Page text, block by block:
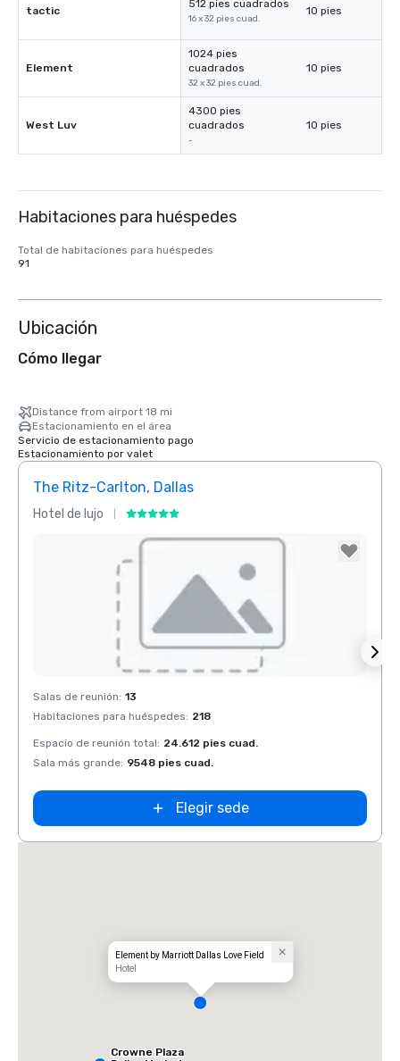
tactic
512 pies cuadrados
16 x 32 pies cuad.
10 pies
Element
1024 pies
cuadrados
32 x 32 pies cuad.
10 pies
West Luv
4300 pies
cuadrados
-
10 pies
Habitaciones para huéspedes
Total de habitaciones para huéspedes
91
Ubicación
Cómo llegar
Distance from airport 18 mi
Estacionamiento en el área
Servicio de estacionamiento pago
Estacionamiento por valet
The Ritz-Carlton, Dallas
Hotel de lujo
Removed from favorites
Salas de reunión: 13
Habitaciones para huéspedes: 218
Espacio de reunión total: 24.612 pies cuad.
Sala más grande: 9548 pies cuad.
Elegir sede
Element by Marriott Dallas Love Field
Hotel
Crowne Plaza